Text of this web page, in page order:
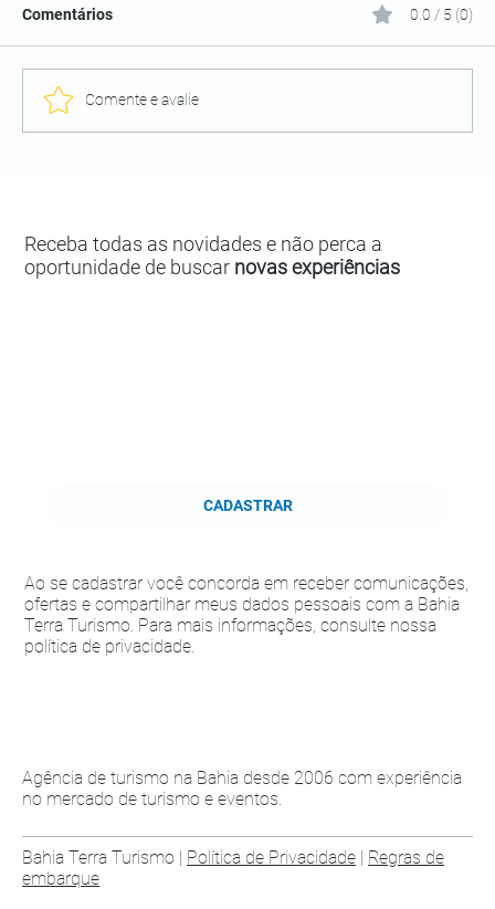
Comentários 0.0 / 5 (0)
Comente e avalie
Agência de turismo na Bahia desde 2006 com experiência
no mercado de turismo e eventos.
Bahia Terra Turismo | Política de Privacidade | Regras de
embarque
Receba todas as novidades e não perca a
oportunidade de buscar novas experiências
CADASTRAR
Ao se cadastrar você concorda em receber comunicações,
ofertas e compartilhar meus dados pessoais com a Bahia
Terra Turismo. Para mais informações, consulte nossa
política de privacidade.